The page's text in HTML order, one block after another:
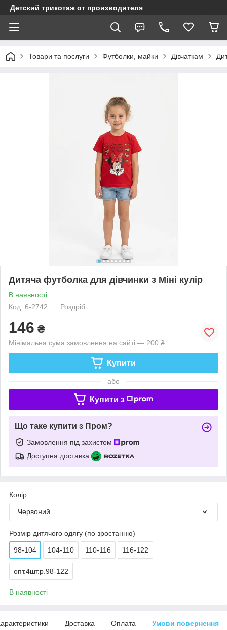
Детский трикотаж от производителя
Товари та послуги Футболки, майки Дівчаткам
Дитяча футболка для дівчинки з Міні кулір
В наявності
Код: 6-2742
Роздріб
146 ₴
Мінімальна сума замовлення на сайті — 200 ₴
Купити
або
Купити з
Що таке купити з Пром?
Замовлення під захистом
Доступна доставка
Колір
Червоний
Розмір дитячого одягу (по зростанню)
98-104 104-110 110-116 116-122
опт.4шт.р.98-122
В наявності
Доставка Оплата Умови повернення